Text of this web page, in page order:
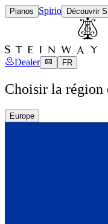
Pianos Spirio Découvrir
Dealer FR
Choisir la région
Europe